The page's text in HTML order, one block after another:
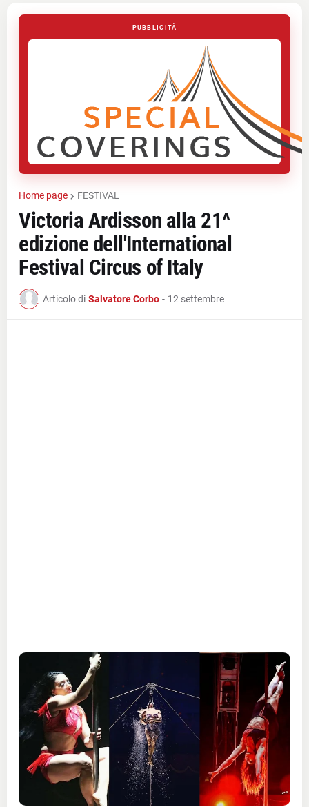
PUBBLICITÀ
Home page FESTIVAL
Victoria Ardisson alla 21^
edizione dell'International
Festival Circus of Italy
Articolo di Salvatore Corbo - 12 settembre